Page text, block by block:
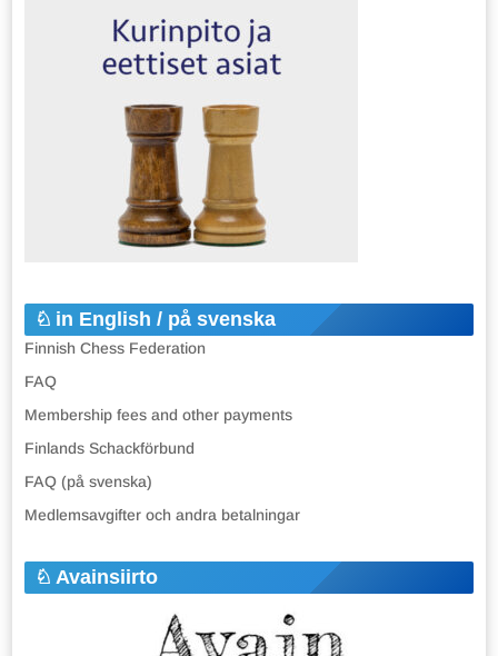
in English / på svenska
Finnish Chess Federation
FAQ
Membership fees and other payments
Finlands Schackförbund
FAQ (på svenska)
Medlemsavgifter och andra betalningar
Avainsiirto